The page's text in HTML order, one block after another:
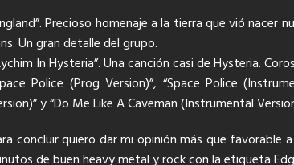
Precioso homenaje a la tierra que vió
Un gran detalle del grupo.
In Hysteria”. Una canción casi de Hysteria.
Police (Prog Version)”, “Space Police
y “Do Me Like A Caveman (Instrumental
concluir quiero dar mi opinión más que
de buen heavy metal y rock con la etiqueta